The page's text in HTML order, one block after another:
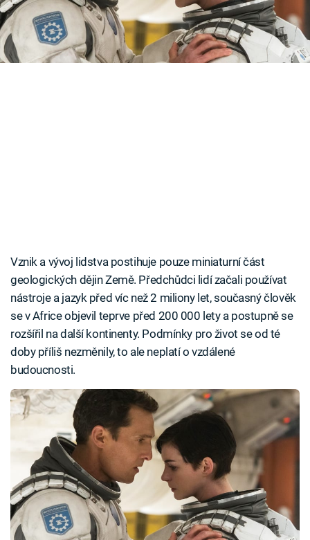
Časopis
Sledujte prima+
podle vědců zajistit přežití lidstva.
Vznik a vývoj lidstva postihuje pouze miniaturní část
geologických dějin Země. Předchůdci lidí začali používat
nástroje a jazyk před víc než 2 miliony let, současný člověk
se v Africe objevil teprve před 200 000 lety a postupně se
rozšířil na další kontinenty. Podmínky pro život se od té
doby příliš nezměnily, to ale neplatí o vzdálené
budoucnosti.